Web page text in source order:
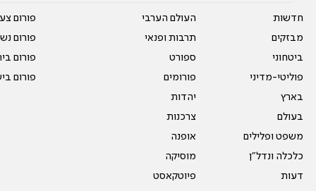
חדשות
מבזקים
ביטחוני
פוליטי-מדיני
בארץ
בעולם
משפט ופלילים
כלכלה ונדל"ן
דעות
העולם הערבי
תרבות ופנאי
ספורט
פורומים
יהדות
צרכנות
אופנה
מוסיקה
פיוטקאסט
פורום
פורום
פורום
פורום